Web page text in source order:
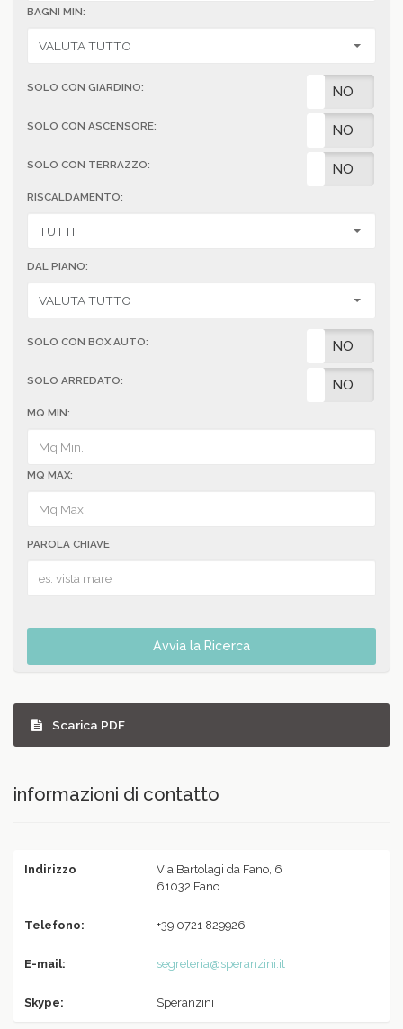
BAGNI MIN:
SOLO CON GIARDINO: NO
SOLO CON ASCENSORE: NO
SOLO CON TERRAZZO: NO
RISCALDAMENTO:
DAL PIANO:
SOLO CON BOX AUTO: NO
SOLO ARREDATO: NO
MQ MIN:
MQ MAX:
PAROLA CHIAVE
Avvia la Ricerca
Scarica PDF
informazioni di contatto
Indirizzo
Via Bartolagi da Fano, 6
61032 Fano
Telefono: +39 0721 829926
E-mail: segreteria@speranzini.it
Skype: Speranzini